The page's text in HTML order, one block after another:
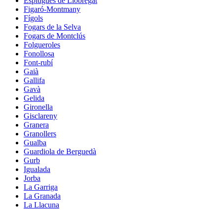
Figaró-Montmany
Fígols
Fogars de la Selva
Fogars de Montclús
Folgueroles
Fonollosa
Font-rubí
Gaià
Gallifa
Gavà
Gelida
Gironella
Gisclareny
Granera
Granollers
Gualba
Guardiola de Berguedà
Gurb
Igualada
Jorba
La Garriga
La Granada
La Llacuna